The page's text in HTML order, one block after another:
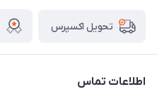
تحویل اکسپرس
اطلاعات تماس